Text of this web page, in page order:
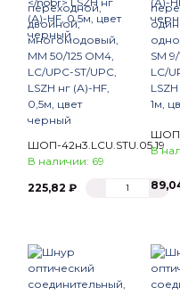
переходной,
двойной,
многомодовый,
MM 50/125 OM4,
LC/UPC-ST/UPC,
LSZH нг (А)-HF,
0,5м, цвет
черный
ШОП-42н3.LCU.STU.05.19
В наличии: 69
225,82 ₽
SM
LC/
1м,
ШОП-
В